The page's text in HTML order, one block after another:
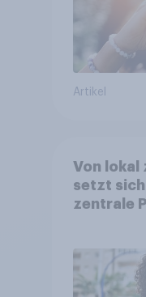
Artikel
Von lokal
setzt
zentrale